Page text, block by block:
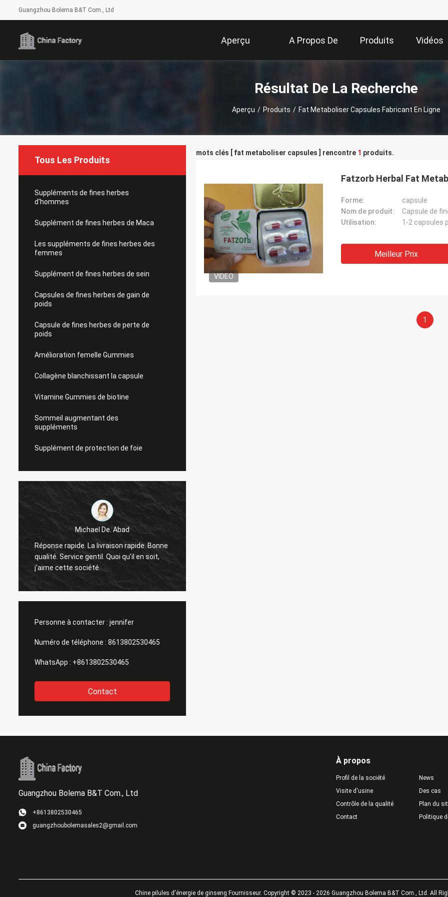
Guangzhou Bolema B&T Com., Ltd
Aperçu A Propos De
Nous
Produits Vidéos
Résultat De La Recherche
Aperçu / Produits / Fat Metaboliser Capsules Fabricant En Ligne
Tous Les Produits
Suppléments de fines herbes
d'hommes
Supplément de fines herbes de Maca
Les suppléments de fines herbes des
femmes
Supplément de fines herbes de sein
Capsules de fines herbes de gain de
poids
Capsule de fines herbes de perte de
poids
Amélioration femelle Gummies
Collagène blanchissant la capsule
Vitamine Gummies de biotine
Sommeil augmentant des
suppléments
Supplément de protection de foie
Michael De. Abad
Réponse rapide. La livraison rapide. Bonne
qualité. Service gentil. Quoi qu'il en soit,
j'aime cette société.
Personne à contacter : jennifer
Numéro de téléphone : 8613802530465
WhatsApp : +8613802530465
Contact
mots clés [ fat metaboliser capsules ] rencontre 1 produits.
VIDEO
Fatzorb Herbal Fat
Forme:
capsule
Nom de produit:
Capsule de
Utilisation:
1-2 capsules
Meilleur Prix
1
Guangzhou Bolema B&T Com., Ltd
+8613802530465
guangzhoubolemasales2@gmail.com
À propos
Profil de la société
Visite d'usine
Contrôle de la qualité
Contact
News
Des cas
Plan du
Politique
Chine pilules d'énergie de ginseng Fournisseur. Copyright © 2023 - 2026 Guangzhou Bolema B&T Com., Ltd. All